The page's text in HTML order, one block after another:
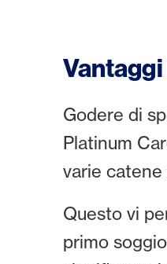
Godere di
Platinum
varie catene
Questo vi
primo